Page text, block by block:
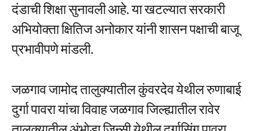
दंडाची शिक्षा सुनावली आहे. या खटल्यात सरकारी
अभियोक्ता क्षितिज अनोकार यांनी शासन पक्षाची बाजू
प्रभावीपणे मांडली.
जळगाव जामोद तालुक्यातील कुंवरदेव येथील रुणाबाई
दुर्गा पावरा यांचा विवाह जळगाव जिल्ह्यातील रावेर